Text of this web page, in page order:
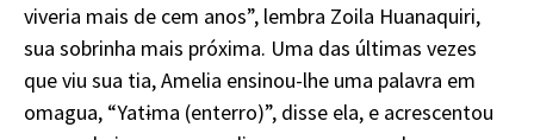
viveria mais de cem anos”, lembra Zoila Huanaquiri,
sua sobrinha mais próxima. Uma das últimas vezes
que viu sua tia, Amelia ensinou-lhe uma palavra em
omagua, “Yatɨma (enterro)”, disse ela, e acrescentou